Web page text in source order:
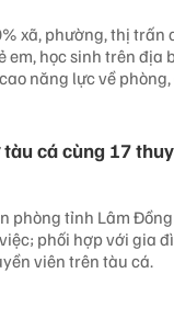
xã, phường, thị trấn
em, học sinh trên địa
năng lực về
cá cùng 17
phòng tỉnh Lâm
phối hợp với gia
viên trên tàu cá.